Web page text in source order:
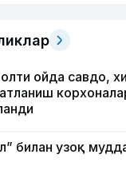
ойда савдо,
билан узоқ